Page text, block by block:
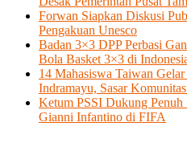
Forwan Siapkan Diskusi
Pengakuan Unesco
Badan 3×3 DPP Perbasi
Bola Basket 3×3 di
14 Mahasiswa Taiwan
Indramayu, Sasar
Ketum PSSI Dukung
Gianni Infantino di FIFA